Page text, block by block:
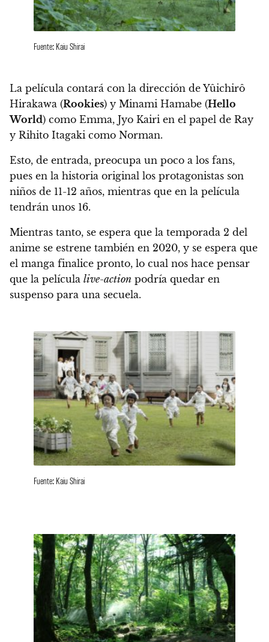
Fuente: Kaiu Shirai
La película contará con la dirección de Yûichirô
Hirakawa (Rookies) y Minami Hamabe (Hello
World) como Emma, Jyo Kairi en el papel de Ray
y Rihito Itagaki como Norman.
Esto, de entrada, preocupa un poco a los fans,
pues en la historia original los protagonistas son
niños de 11-12 años, mientras que en la película
tendrán unos 16.
Mientras tanto, se espera que la temporada 2 del
anime se estrene también en 2020, y se espera que
el manga finalice pronto, lo cual nos hace pensar
que la película live-action podría quedar en
suspenso para una secuela.
Fuente: Kaiu Shirai